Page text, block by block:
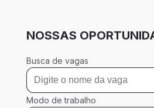
NOSSAS
Busca de vagas
Modo de trabalho